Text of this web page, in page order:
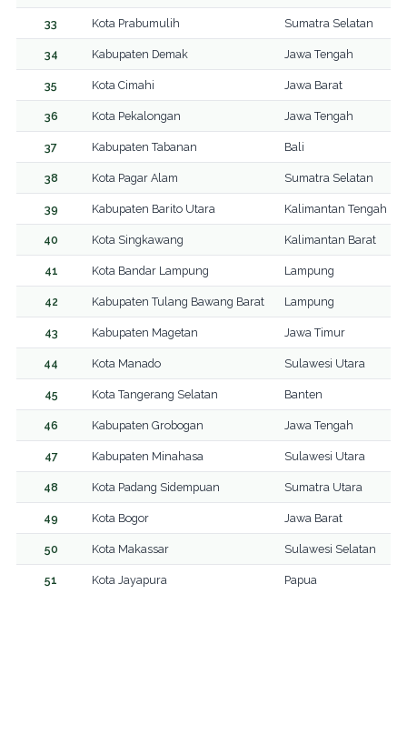
33 Kota Prabumulih Sumatra Selatan
34 Kabupaten Demak Jawa Tengah
35 Kota Cimahi Jawa Barat
36 Kota Pekalongan Jawa Tengah
37 Kabupaten Tabanan Bali
38 Kota Pagar Alam Sumatra Selatan
39 Kabupaten Barito Utara Kalimantan Tengah
40 Kota Singkawang Kalimantan Barat
41 Kota Bandar Lampung Lampung
42 Kabupaten Tulang Bawang Barat Lampung
43 Kabupaten Magetan Jawa Timur
44 Kota Manado Sulawesi Utara
45 Kota Tangerang Selatan Banten
46 Kabupaten Grobogan Jawa Tengah
47 Kabupaten Minahasa Sulawesi Utara
48 Kota Padang Sidempuan Sumatra Utara
49 Kota Bogor Jawa Barat
50 Kota Makassar Sulawesi Selatan
51 Kota Jayapura Papua